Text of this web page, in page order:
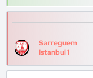
Sarreguem
Istanbul 1